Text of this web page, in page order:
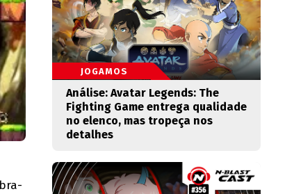
JOGAMOS
Análise: Avatar Legends: The
Fighting Game entrega qualidade
no elenco, mas tropeça nos
detalhes